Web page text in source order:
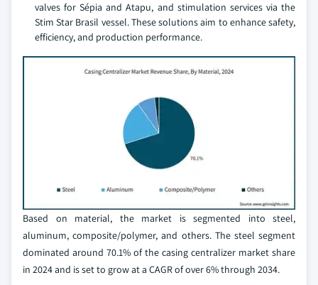
valves for Sépia and Atapu, and stimulation services via the
Stim Star Brasil vessel. These solutions aim to enhance safety,
efficiency, and production performance.
Based on material, the market is segmented into steel,
aluminum, composite/polymer, and others. The steel segment
dominated around 70.1% of the casing centralizer market share
in 2024 and is set to grow at a CAGR of over 6% through 2034.